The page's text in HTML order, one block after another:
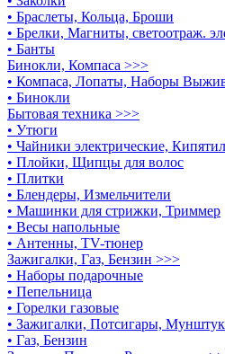
• Браслеты, Кольца, Броши
• Брелки, Магниты, светоотраж.
• Банты
Бинокли, Компаса >>>
• Компаса, Лопаты, Наборы
• Бинокли
Бытовая техника >>>
• Утюги
• Чайники электрические,
• Плойки, Щипцы для волос
• Плитки
• Блендеры, Измельчители
• Машинки для стрижки, Триммер
• Весы напольные
• Антенны, TV-тюнер
Зажигалки, Газ, Бензин >>>
• Наборы подарочные
• Пепельница
• Горелки газовые
• Зажигалки, Потсигары,
• Газ, Бензин